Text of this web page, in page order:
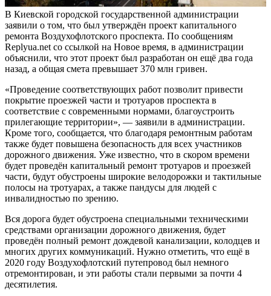
В Киевской городской государственной администрации
заявили о том, что был утверждён проект капитального
ремонта Воздухофлотского проспекта. По сообщениям
Replyua.net со ссылкой на Новое время, в администрации
объяснили, что этот проект был разработан он ещё два года
назад, а общая смета превышает 370 млн гривен.
«Проведение соответствующих работ позволит привести
покрытие проезжей части и тротуаров проспекта в
соответствие с современными нормами, благоустроить
прилегающие территории», — заявили в администрации.
Кроме того, сообщается, что благодаря ремонтным работам
также будет повышена безопасность для всех участников
дорожного движения. Уже известно, что в скором времени
будет проведён капитальный ремонт тротуаров и проезжей
части, будут обустроены широкие велодорожки и тактильные
полосы на тротуарах, а также пандусы для людей с
инвалидностью по зрению.
Вся дорога будет обустроена специальными техническими
средствами организации дорожного движения, будет
проведён полный ремонт дождевой канализации, колодцев и
многих других коммуникаций. Нужно отметить, что ещё в
2020 году Воздухофлотский путепровод был немного
отремонтирован, и эти работы стали первыми за почти 4
десятилетия.